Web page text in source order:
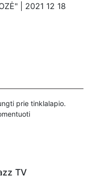
| 2021 12 18
prie tinklalapio.
TV